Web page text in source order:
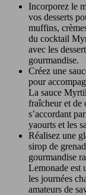
Incorporez le
vos desserts
muffins,
du cocktail
avec les
gourmandise.
Créez une
pour
La sauce
fraîcheur et de
s’accordant
yaourts et les
Réalisez une
sirop de
gourmandise
Lemonade est
les journées
amateurs de